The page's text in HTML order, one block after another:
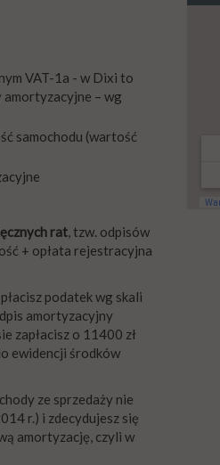
VAT-1a - w Dixi to
amortyzacyjne – wg
samochodu (wartość
rat, tzw. odpisów
+ opłata rejestracyjna
podatek wg skali
amortyzacyjny
zapłacisz o 11400 zł
ewidencji środków
ze sprzedaży nie
r.) i zdecydujesz się
amortyzację, czyli w